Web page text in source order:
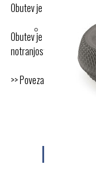
Obutev je skladna s
Obutev je certificirana,
notranjosti.
>> Povezava do
Morda